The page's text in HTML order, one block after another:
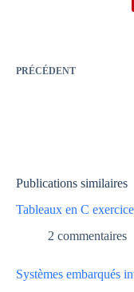
PRÉCÉDENT
Publications similaires
Tableaux en C
2 commentaires
Systèmes embarqués